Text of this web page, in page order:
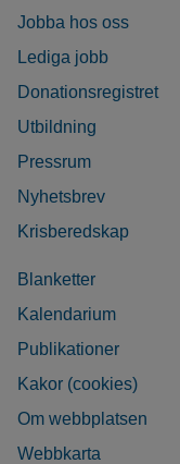
Jobba hos oss
Lediga jobb
Donationsregistret
Utbildning
Pressrum
Nyhetsbrev
Krisberedskap
Blanketter
Kalendarium
Publikationer
Kakor (cookies)
Om webbplatsen
Webbkarta